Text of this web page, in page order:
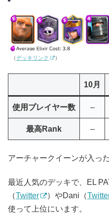
（デッキリンク ）
10月
使用プレイヤー数 –
最高Rank –
アーチャークイーンが入っ
最近人気のデッキで、EL
（Twitter ）やDani（
使って上位にいます。